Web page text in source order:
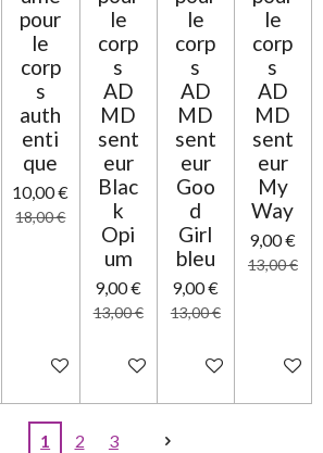
au panier
pour
le
corp
s
auth
enti
que
10,00 €
18,00 €
Ajouter au panier
le
corp
s
AD
MD
sent
eur
Blac
k
Opi
um
9,00 €
13,00 €
Ajouter au panier
le
corp
s
AD
MD
sent
eur
Goo
d
Girl
bleu
9,00 €
13,00 €
Ajouter au panier
le
corp
s
AD
MD
sent
eur
My
Way
9,00 €
13,00 €
Ajouter
1 2 3